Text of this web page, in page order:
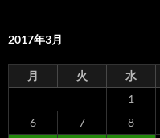
2017年3月
月 火 水
1
6
7 8